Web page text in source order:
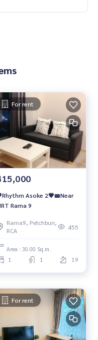
#ริทึ่มอโศก2 #เอพี
ง #คอนโดพระราม9 #ค
อนโดใกล้รถไฟฟ้า #คอนโ
For rent
Asoke 2💗🚝Near
Rama 9
Rama9, Petchburi,
RCA
455
Area : 30.00 Sq.m.
1 1 19
For rent